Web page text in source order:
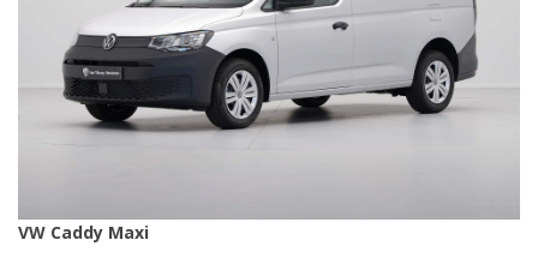
VW Caddy Maxi